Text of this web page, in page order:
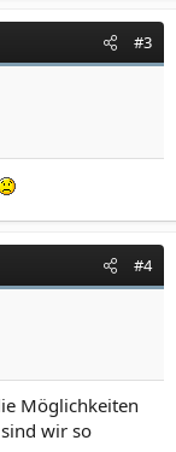
#3
#4
Möglichkeiten
wir so